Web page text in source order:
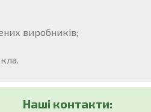
виробників;
Наші контакти: